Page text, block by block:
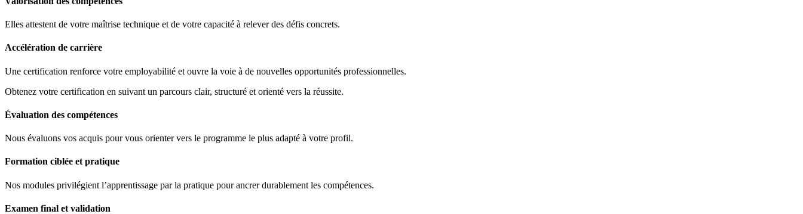
Elles attestent de votre maîtrise technique et de votre capacité à relever des défis concrets.
Accélération de carrière
Une certification renforce votre employabilité et ouvre la voie à de nouvelles opportunités professionnelles.
Obtenez votre certification en suivant un parcours clair, structuré et orienté vers la réussite.
Évaluation des compétences
Nous évaluons vos acquis pour vous orienter vers le programme le plus adapté à votre profil.
Formation ciblée et pratique
Nos modules privilégient l’apprentissage par la pratique pour ancrer durablement les compétences.
Examen final et validation